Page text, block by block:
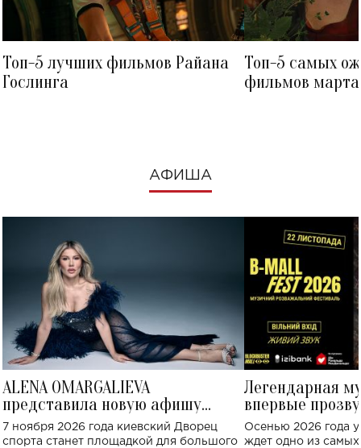
Топ-5 лучших фильмов Райана
Гослинга
Топ-5 самых
фильмов
АФИША
ALENA OMARGALIEVA
представила новую афишу
большого концерта во Дворце
спорта
7 ноября 2026 года киевский Дворец
спорта станет площадкой для большого
Легендарная
впервые
Украине: где
Осенью 2026 года
ждет одно из